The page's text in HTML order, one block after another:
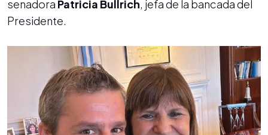
senadora Patricia Bullrich, jefa de la bancada del
Presidente.